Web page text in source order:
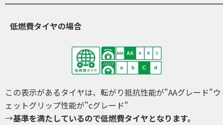
低燃費タイヤの場合
この表示があるタイヤは、転がり抵抗性能が"AAグレード"ウ
ェットグリップ性能が"cグレード"
→基準を満たしているので低燃費タイヤとなります。